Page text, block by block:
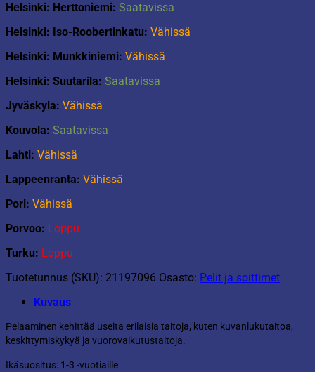
Helsinki: Herttoniemi: Saatavissa
Helsinki: Iso-Roobertinkatu: Vähissä
Helsinki: Munkkiniemi: Vähissä
Helsinki: Suutarila: Saatavissa
Jyväskyla: Vähissä
Kouvola: Saatavissa
Lahti: Vähissä
Lappeenranta: Vähissä
Pori: Vähissä
Porvoo: Loppu
Turku: Loppu
Tuotetunnus (SKU): 21197096 Osasto: Pelit ja soittimet
Kuvaus
Pelaaminen kehittää useita erilaisia taitoja, kuten kuvanlukutaitoa,
keskittymiskykyä ja vuorovaikutustaitoja.
Ikäsuositus: 1-3 -vuotiaille